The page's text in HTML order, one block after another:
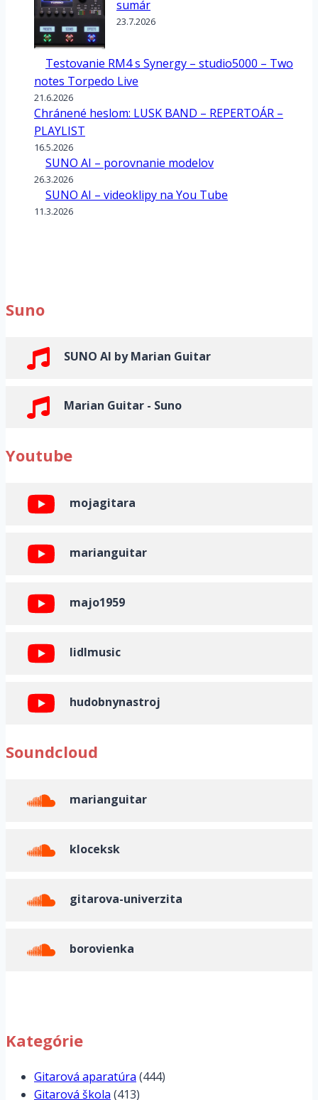
sumár
23.7.2026
Testovanie RM4 s Synergy – studio5000 – Two
notes Torpedo Live
21.6.2026
Chránené heslom: LUSK BAND – REPERTOÁR –
PLAYLIST
16.5.2026
SUNO AI – porovnanie modelov
26.3.2026
SUNO AI – videoklipy na You Tube
11.3.2026
Suno
SUNO AI by Marian Guitar
Marian Guitar - Suno
Youtube
mojagitara
marianguitar
majo1959
lidlmusic
hudobnynastroj
Soundcloud
marianguitar
kloceksk
gitarova-univerzita
borovienka
Kategórie
Gitarová aparatúra (444)
Gitarová škola (413)